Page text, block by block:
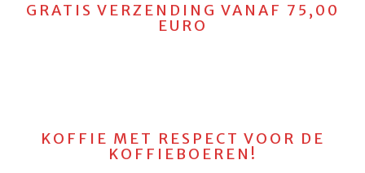
GRATIS VERZENDING VANAF 75,00
EURO
KOFFIE MET RESPECT VOOR DE
KOFFIEBOEREN!